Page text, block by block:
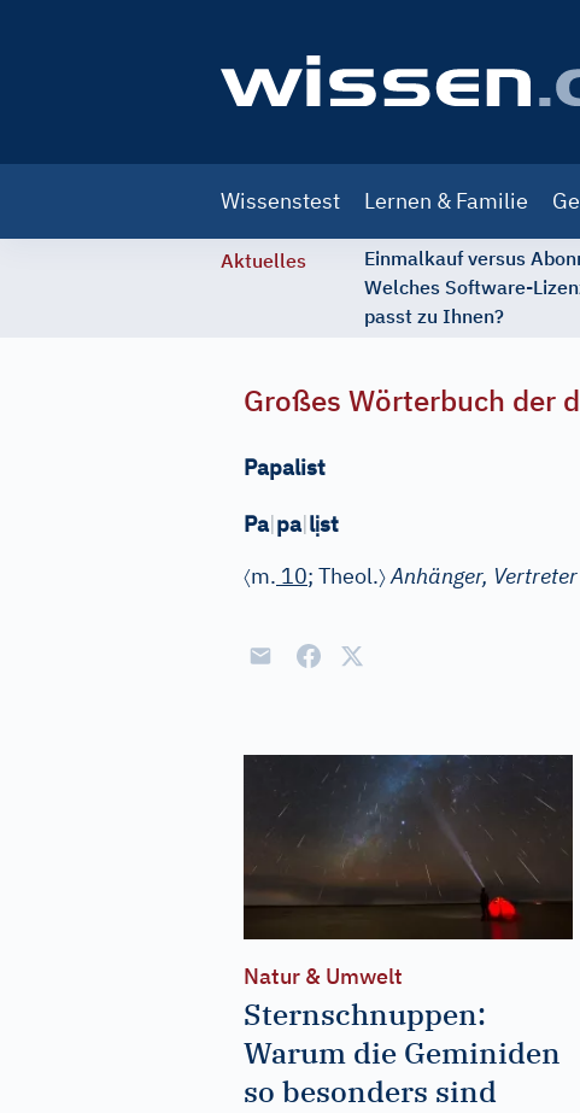
navigation
Wissenstest Lernen & Familie
Aktuelles
Einmalkauf versus
Welches Software-
passt zu Ihnen?
Großes Wörterbuch der
Papalist
Pa|pa|lịst
〈m. 10; Theol.〉Anhänger,
Natur & Umwelt
Sternschnuppen:
Warum die Geminiden
so besonders sind